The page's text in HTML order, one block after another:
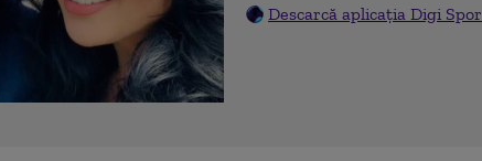
Descarcă aplicația Digi